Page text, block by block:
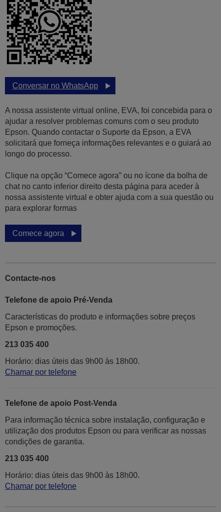
Conversar no WhatsApp
A nossa assistente virtual online, EVA, foi concebida para o
ajudar a resolver problemas comuns com o seu produto
Epson. Quando contactar o Suporte da Epson, a EVA
solicitará que forneça informações relevantes e o guiará ao
longo do processo.
Clique na opção “Comece agora” ou no ícone da bolha de
chat no canto inferior direito desta página para aceder à
nossa assistente virtual e obter ajuda com a sua questão ou
para explorar formas
Comece agora
Contacte-nos
Telefone de apoio Pré-Venda
Características do produto e informações sobre preços
Epson e promoções.
213 035 400
Horário: dias úteis das 9h00 às 18h00.
Chamar por telefone
Telefone de apoio Post-Venda
Para informação técnica sobre instalação, configuração e
utilização dos produtos Epson ou para verificar as nossas
condições de garantia.
213 035 400
Horário: dias úteis das 9h00 às 18h00.
Chamar por telefone